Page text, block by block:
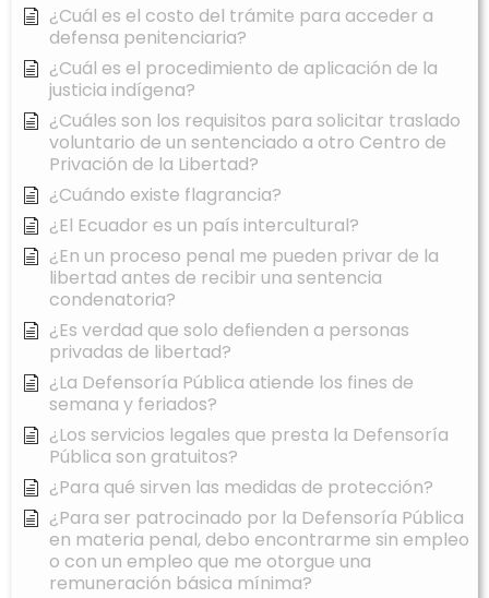
¿Cuál es el costo del trámite para acceder a
defensa penitenciaria?
¿Cuál es el procedimiento de aplicación de la
justicia indígena?
¿Cuáles son los requisitos para solicitar traslado
voluntario de un sentenciado a otro Centro de
Privación de la Libertad?
¿Cuándo existe flagrancia?
¿El Ecuador es un país intercultural?
¿En un proceso penal me pueden privar de la
libertad antes de recibir una sentencia
condenatoria?
¿Es verdad que solo defienden a personas
privadas de libertad?
¿La Defensoría Pública atiende los fines de
semana y feriados?
¿Los servicios legales que presta la Defensoría
Pública son gratuitos?
¿Para qué sirven las medidas de protección?
¿Para ser patrocinado por la Defensoría Pública
en materia penal, debo encontrarme sin empleo
o con un empleo que me otorgue una
remuneración básica mínima?